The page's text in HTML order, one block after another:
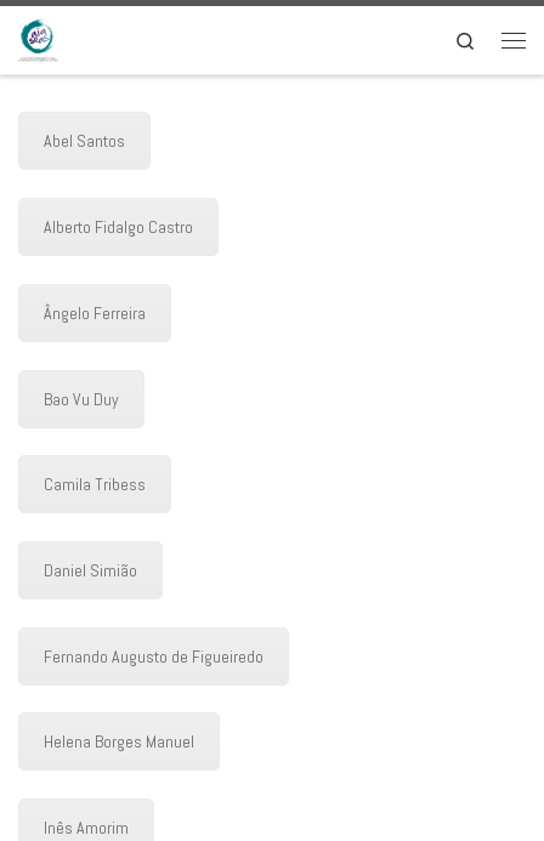
Saltar al contenido
Search
Abel Santos
Alberto Fidalgo Castro
Ângelo Ferreira
Bao Vu Duy
Camila Tribess
Daniel Simião
Fernando Augusto de Figueiredo
Helena Borges Manuel
Inês Amorim